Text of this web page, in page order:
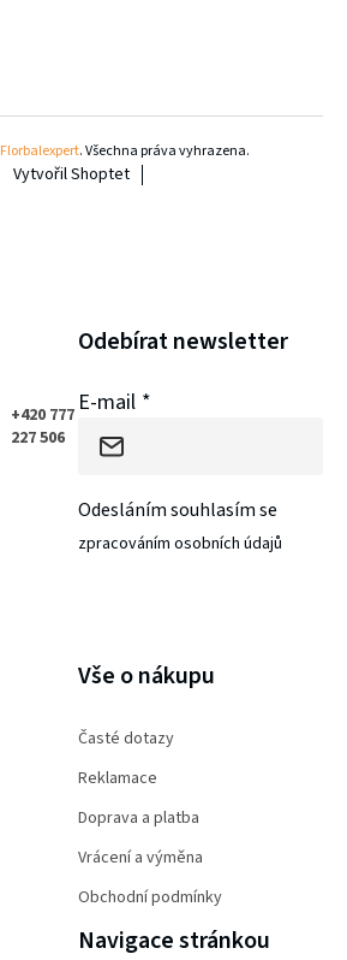
+420 777
227 506
Odebírat newsletter
E-mail
Odesláním souhlasím se
zpracováním osobních údajů
Vše o nákupu
Časté dotazy
Reklamace
Doprava a platba
Vrácení a výměna
Obchodní podmínky
Navigace stránkou
Vytvořil Shoptet
Florbalexpert. Všechna práva vyhrazena.